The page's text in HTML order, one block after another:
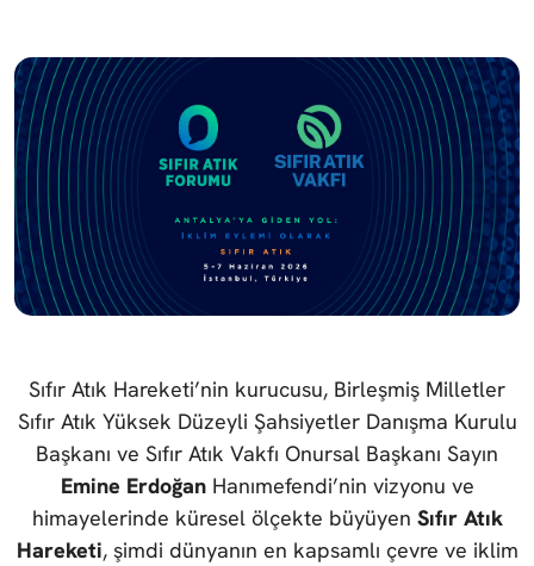
Sıfır Atık Hareketi’nin kurucusu, Birleşmiş Milletler
Sıfır Atık Yüksek Düzeyli Şahsiyetler Danışma Kurulu
Başkanı ve Sıfır Atık Vakfı Onursal Başkanı Sayın
Emine ErdoğanHanımefendi’nin vizyonu ve
himayelerinde küresel ölçekte büyüyen Sıfır Atık
Hareketi, şimdi dünyanın en kapsamlı çevre ve iklim